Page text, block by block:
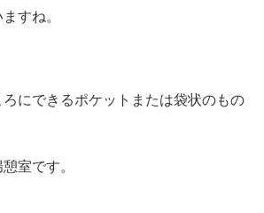
すね。
にできるポケットまたは袋状のもの
室です。